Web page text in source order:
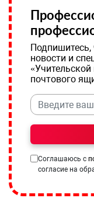
новости и
почтового
Соглашаюсь с
согласие на